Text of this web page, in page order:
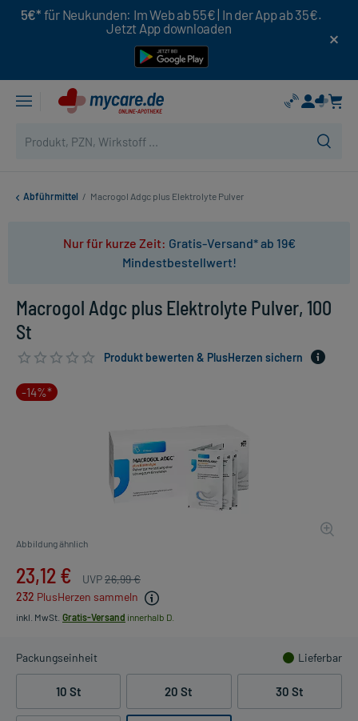
5€* für Neukunden: Im Web ab 55€ | In der App ab 35€.
Jetzt App downloaden
Abführmittel / Macrogol Adgc plus Elektrolyte Pulver
Nur für kurze Zeit: Gratis-Versand* ab 19€
Mindestbestellwert!
Macrogol Adgc plus Elektrolyte Pulver, 100
St
Produkt bewerten & PlusHerzen sichern
-14%*
Abbildung ähnlich
23,12 € UVP26,99 €
232 PlusHerzen sammeln
inkl. MwSt. Gratis-Versand innerhalb D.
Packungseinheit Lieferbar
10 St 20 St 30 St